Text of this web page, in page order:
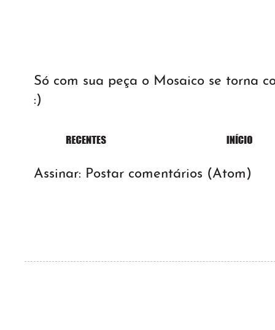
Só com sua peça o Mosaico se torna
:)
Assinar: Postar comentários (Atom)